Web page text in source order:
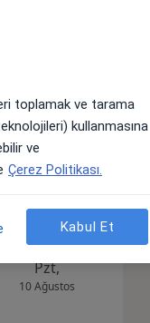
Pzt,
10 Ağustos
Sal,
toplamak ve tarama
kullanmasına
ve
Çerez Politikası.
Kabul Et